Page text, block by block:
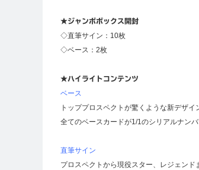
★ジャンボボックス開封
◇直筆サイン：10枚
◇ベース：2枚
★ハイライトコンテンツ
ベース
トッププロスペクトが驚くような新デザイ
全てのベースカードが1/1のシリアルナンバ
直筆サイン
プロスペクトから現役スター、レジェンド